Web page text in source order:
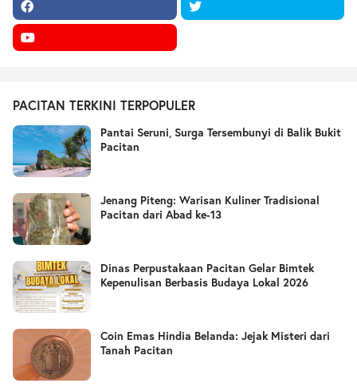
PACITAN TERKINI TERPOPULER
Pantai Seruni, Surga Tersembunyi di Balik Bukit
Pacitan
Jenang Piteng: Warisan Kuliner Tradisional
Pacitan dari Abad ke-13
Dinas Perpustakaan Pacitan Gelar Bimtek
Kepenulisan Berbasis Budaya Lokal 2026
Coin Emas Hindia Belanda: Jejak Misteri dari
Tanah Pacitan